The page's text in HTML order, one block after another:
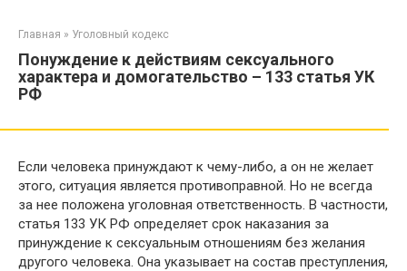
Главная » Уголовный кодекс
Понуждение к действиям сексуального
характера и домогательство – 133 статья УК
РФ
Если человека принуждают к чему-либо, а он не желает
этого, ситуация является противоправной. Но не всегда
за нее положена уголовная ответственность. В частности,
статья 133 УК РФ определяет срок наказания за
принуждение к сексуальным отношениям без желания
другого человека. Она указывает на состав преступления,